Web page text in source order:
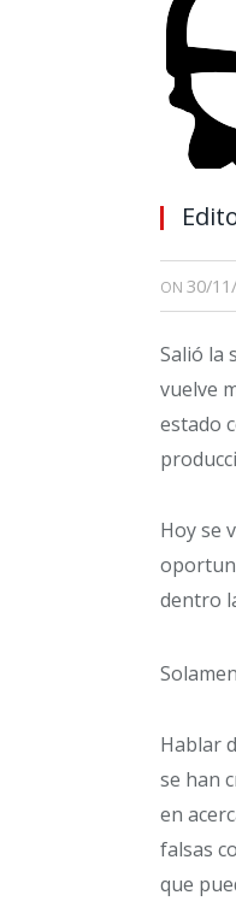
ON 30/
Salió la
vuelve
estado
Hoy se
dentro
Hablar
se han
en
falsas
que